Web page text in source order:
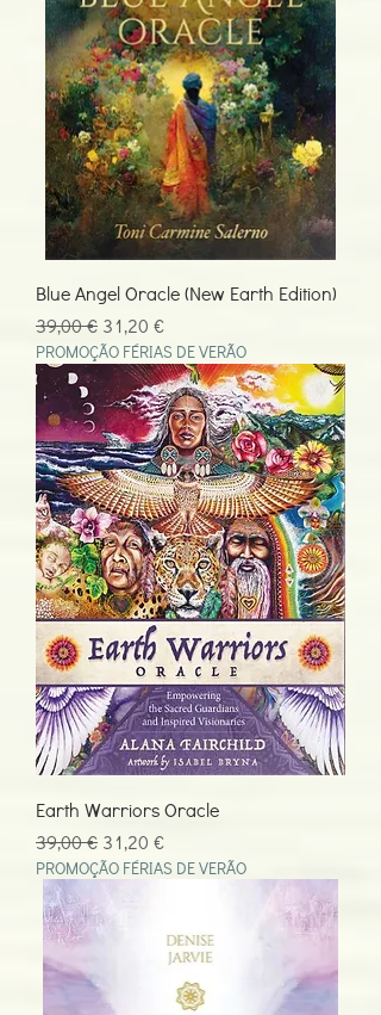
Blue Angel Oracle (New Earth Edition)
Preço normal
39,00 € Preço promocional
31,20 €
PROMOÇÃO FÉRIAS DE VERÃO
Earth Warriors Oracle
Preço normal
39,00 € Preço promocional
31,20 €
PROMOÇÃO FÉRIAS DE VERÃO